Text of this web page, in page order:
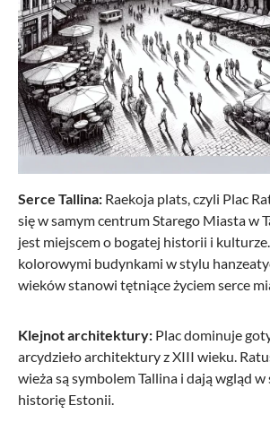
Serce Tallina: Raekoja plats, czyli Plac
się w samym centrum Starego Miasta w
jest miejscem o bogatej historii i
kolorowymi budynkami w stylu
wieków stanowi tętniące życiem serce
Klejnot architektury: Plac dominuje
arcydzieło architektury z XIII wieku.
wieża są symbolem Tallina i dają wgląd
historię Estonii.